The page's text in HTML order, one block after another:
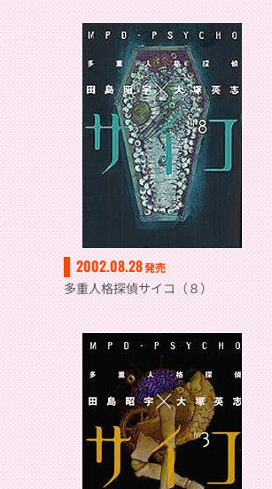
2002.08.28発売
多重人格探偵サイコ（８）